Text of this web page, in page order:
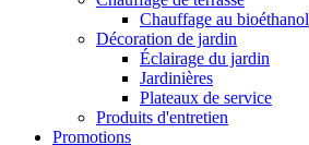
Chauffage au bioéthanol
Décoration de jardin
Éclairage du jardin
Jardinières
Plateaux de service
Produits d'entretien
Promotions